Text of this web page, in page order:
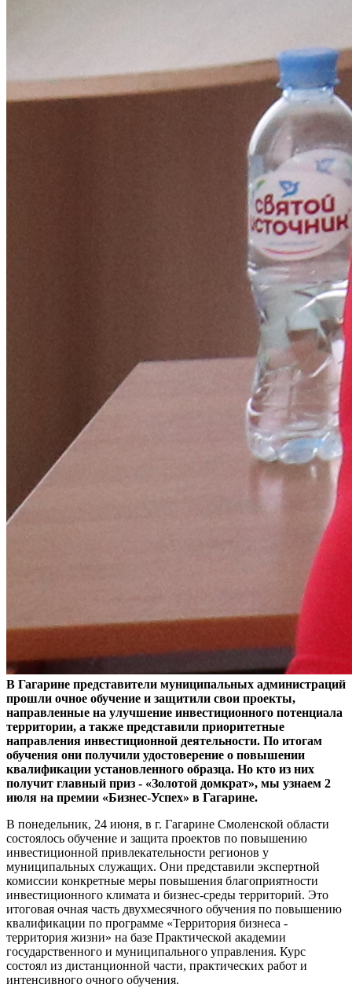
В Гагарине представители муниципальных администраций
прошли очное обучение и защитили свои проекты,
направленные на улучшение инвестиционного потенциала
территории, а также представили приоритетные
направления инвестиционной деятельности. По итогам
обучения они получили удостоверение о повышении
квалификации установленного образца. Но кто из них
получит главный приз - «Золотой домкрат», мы узнаем 2
июля на премии «Бизнес-Успех» в Гагарине.
В понедельник, 24 июня, в г. Гагарине Смоленской области
состоялось обучение и защита проектов по повышению
инвестиционной привлекательности регионов у
муниципальных служащих. Они представили экспертной
комиссии конкретные меры повышения благоприятности
инвестиционного климата и бизнес-среды территорий. Это
итоговая очная часть двухмесячного обучения по повышению
квалификации по программе «Территория бизнеса -
территория жизни» на базе Практической академии
государственного и муниципального управления. Курс
состоял из дистанционной части, практических работ и
интенсивного очного обучения.